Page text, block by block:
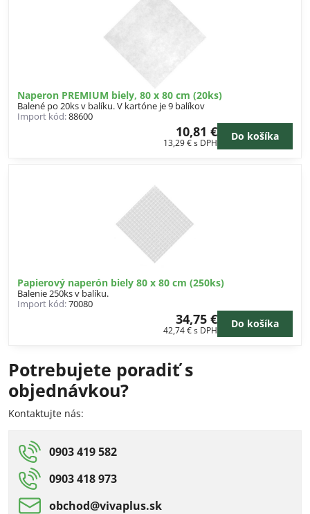
Naperon PREMIUM biely, 80 x 80 cm (20ks)
Balené po 20ks v balíku. V kartóne je 9 balíkov
Import kód:88600
10,81 €
13,29 €s DPH
Do košíka
Papierový naperón biely 80 x 80 cm (250ks)
Balenie 250ks v balíku.
Import kód:70080
34,75 €
42,74 €s DPH
Do košíka
Potrebujete poradiť s
objednávkou?
Kontaktujte nás:
0903 419 582
0903 418 973
obchod​@vivaplus​.sk